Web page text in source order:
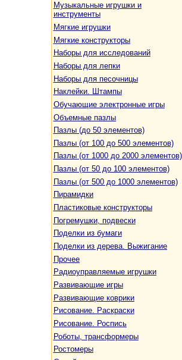
Музыкальные игрушки и
инструменты
Мягкие игрушки
Мягкие конструкторы
Наборы для исследований
Наборы для лепки
Наборы для песочницы
Наклейки. Штампы
Обучающие электронные игры
Объемные пазлы
Пазлы (до 50 элементов)
Пазлы (от 100 до 500 элементов)
Пазлы (от 1000 до 2000 элементов)
Пазлы (от 50 до 100 элементов)
Пазлы (от 500 до 1000 элементов)
Пирамидки
Пластиковые конструкторы
Погремушки, подвески
Поделки из бумаги
Поделки из дерева. Выжигание
Прочее
Радиоуправляемые игрушки
Развивающие игры
Развивающие коврики
Рисование. Раскраски
Рисование. Роспись
Роботы, трансформеры
Ростомеры